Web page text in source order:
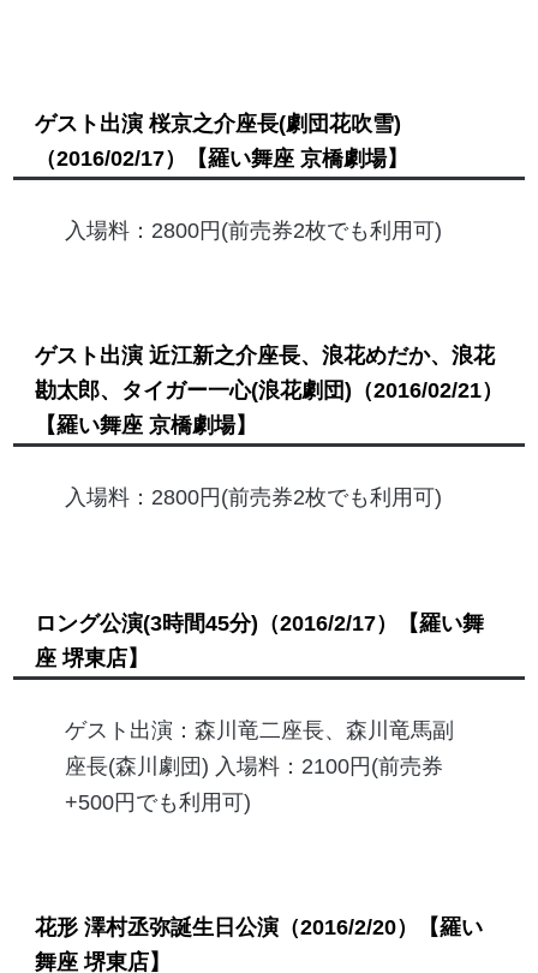
ゲスト出演 桜京之介座長(劇団花吹雪)
（2016/02/17）
【羅い舞座 京橋劇場】
入場料：2800円(前売券2枚でも利用可)
ゲスト出演 近江新之介座長、浪花めだか、浪花
勘太郎、タイガー一心(浪花劇団) （2016/02/21）
【羅い舞座 京橋劇場】
入場料：2800円(前売券2枚でも利用可)
ロング公演(3時間45分) （2016/2/17）
【羅い舞
座 堺東店】
ゲスト出演：森川竜二座長、森川竜馬副
座長(森川劇団) 入場料：2100円(前売券
+500円でも利用可)
花形 澤村丞弥誕生日公演（2016/2/20）
【羅い
舞座 堺東店】